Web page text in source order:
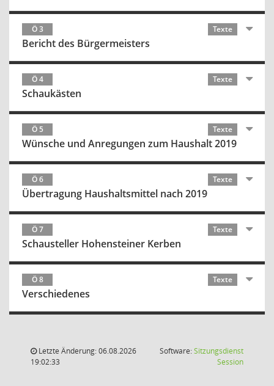
Ö 3 Texte
Bericht des Bürgermeisters
Ö 4 Texte
Schaukästen
Ö 5 Texte
Wünsche und Anregungen zum Haushalt 2019
Ö 6 Texte
Übertragung Haushaltsmittel nach 2019
Ö 7 Texte
Schausteller Hohensteiner Kerben
Ö 8 Texte
Verschiedenes
Letzte Änderung: 06.08.2026
19:02:33
Software:Sitzungsdienst
Session(Wird in